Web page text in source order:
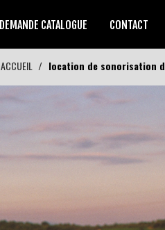
DEMANDE CATALOGUE CONTACT
ACCUEIL location de sonorisation